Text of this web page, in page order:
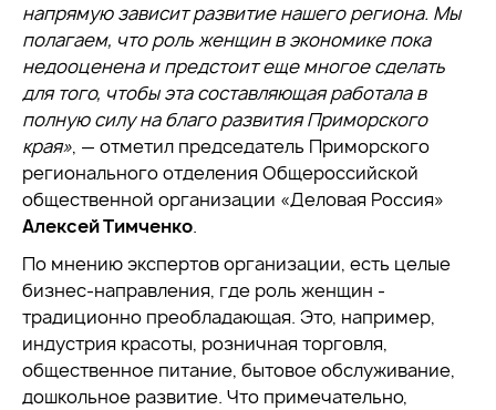
напрямую зависит развитие нашего региона. Мы
полагаем, что роль женщин в экономике пока
недооценена и предстоит еще многое сделать
для того, чтобы эта составляющая работала в
полную силу на благо развития Приморского
края», — отметил председатель Приморского
регионального отделения Общероссийской
общественной организации «Деловая Россия»
Алексей Тимченко.
По мнению экспертов организации, есть целые
бизнес-направления, где роль женщин -
традиционно преобладающая. Это, например,
индустрия красоты, розничная торговля,
общественное питание, бытовое обслуживание,
дошкольное развитие. Что примечательно,